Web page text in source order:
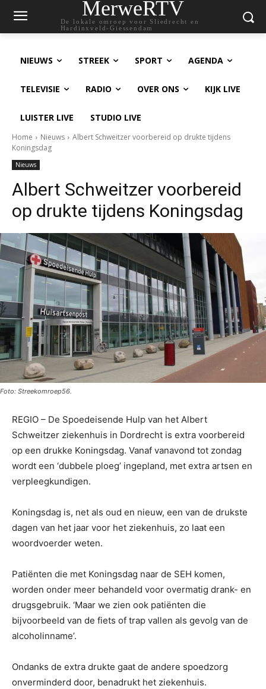
MerweRTV
De lokale omroep voor Sliedrecht en
Hardinxveld-Giessendam
NIEUWS STREEK SPORT AGENDA
TELEVISIE RADIO OVER ONS KIJK LIVE
LUISTER LIVE STUDIO LIVE
Home Nieuws
Albert Schweitzer voorbereid op drukte tijdens
Koningsdag
Nieuws
Albert Schweitzer voorbereid
op drukte tijdens Koningsdag
Foto: Streekomroep56.
REGIO – De Spoedeisende Hulp van het Albert
Schweitzer ziekenhuis in Dordrecht is extra voorbereid
op een drukke Koningsdag. Vanaf vanavond tot zondag
wordt een ‘dubbele ploeg’ ingepland, met extra artsen en
verpleegkundigen.
Koningsdag is, net als oud en nieuw, een van de drukste
dagen van het jaar voor het ziekenhuis, zo laat een
woordvoerder weten.
Patiënten die met Koningsdag naar de SEH komen,
worden onder meer behandeld voor overmatig drank- en
drugsgebruik. ‘Maar we zien ook patiënten die
bijvoorbeeld van de fiets of trap vallen als gevolg van de
alcoholinname’.
Ondanks de extra drukte gaat de andere spoedzorg
onverminderd door, benadrukt het ziekenhuis.